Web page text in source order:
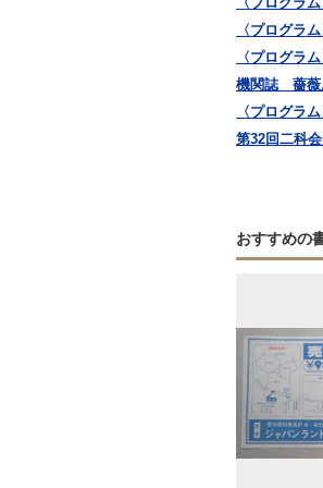
〈プログラ
〈プログラ
機関誌 薔
〈プログラ
第32回二科
おすすめの